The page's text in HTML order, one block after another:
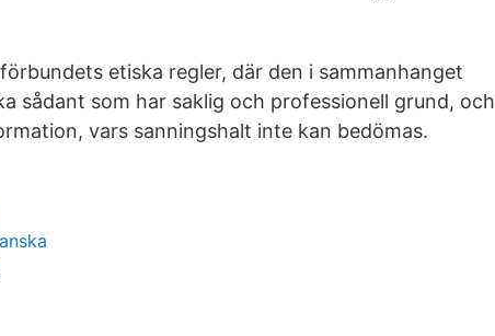
etiska regler, där den i sammanhanget
sådant som har saklig och professionell grund, och
vars sanningshalt inte kan bedömas.